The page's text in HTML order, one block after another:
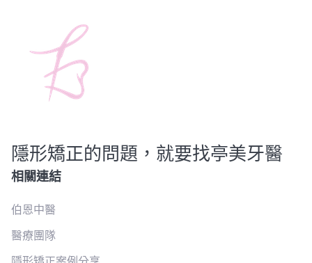
隱形矯正的問題，就要找亭美牙醫
相關連結
伯恩中醫
醫療團隊